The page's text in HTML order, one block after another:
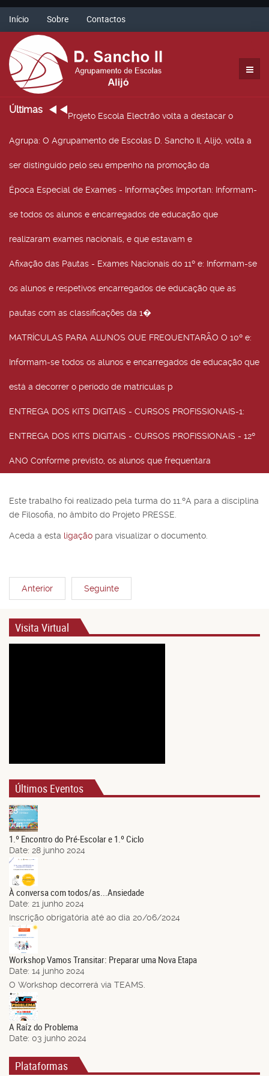
Início Sobre Contactos
Últimas
Projeto Escola Electrão volta a destacar o
Agrupa: O Agrupamento de Escolas D. Sancho II, Alijó, volta a
ser distinguido pelo seu empenho na promoção da
Época Especial de Exames - Informações Importan: Informam-
se todos os alunos e encarregados de educação que
realizaram exames nacionais, e que estavam e
Afixação das Pautas - Exames Nacionais do 11º e: Informam-se
os alunos e respetivos encarregados de educação que as
pautas com as classificações da 1�
MATRÍCULAS PARA ALUNOS QUE FREQUENTARÃO O 10º e:
Informam-se todos os alunos e encarregados de educação que
está a decorrer o período de matrículas p
ENTREGA DOS KITS DIGITAIS - CURSOS PROFISSIONAIS-1:
ENTREGA DOS KITS DIGITAIS - CURSOS PROFISSIONAIS - 12º
ANO Conforme previsto, os alunos que frequentara
Este trabalho foi realizado pela turma do 11.ºA para a disciplina
de Filosofia, no âmbito do Projeto PRESSE.
Aceda a esta ligação para visualizar o documento.
Anterior Seguinte
Visita Virtual
Últimos Eventos
28
Jun.
1.º Encontro do Pré-Escolar e 1.º Ciclo
Date: 28 junho 2024
21
Jun.
À conversa com todos/as...Ansiedade
Date: 21 junho 2024
Inscrição obrigatória até ao dia 20/06/2024
Jun.
Workshop Vamos Transitar: Preparar uma Nova Etapa
Date: 14 junho 2024
O Workshop decorrerá via TEAMS.
03
Jun.
A Raíz do Problema
Date: 03 junho 2024
Plataformas